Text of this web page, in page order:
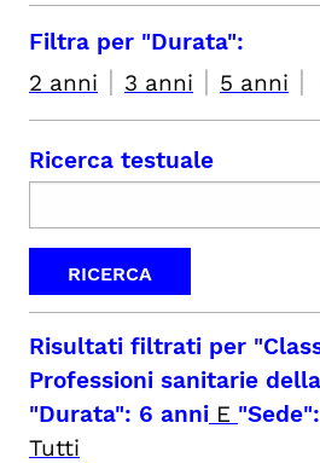
Filtra per "Durata":
2 anni | 3 anni | 5 anni |
Ricerca testuale
Risultati filtrati per
Professioni sanitarie
"Durata": 6 anni E
Tutti